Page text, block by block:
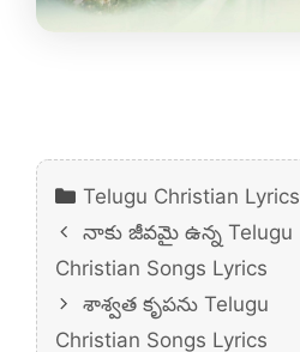
Categories
Telugu Christian Lyrics
నాకు జీవమై ఉన్న Telugu
Christian Songs Lyrics
శాశ్వత కృపను Telugu
Christian Songs Lyrics